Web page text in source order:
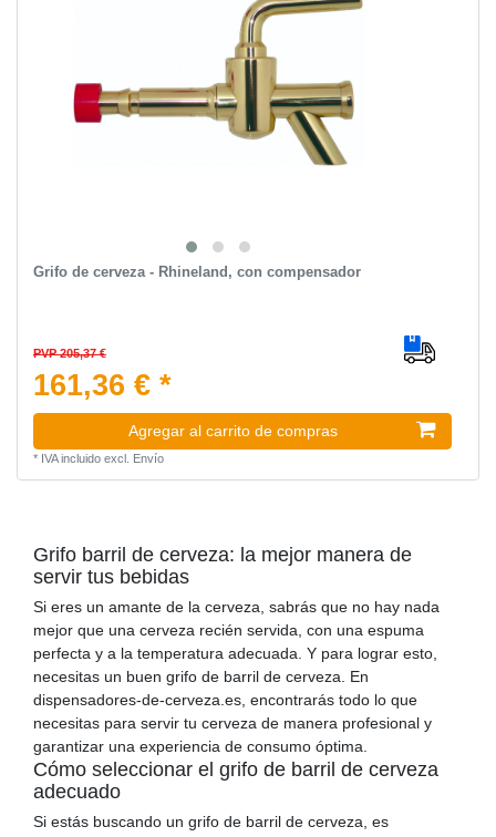
Grifo de cerveza - Rhineland, con compensador
PVP 205,37 €
161,36 € *
Agregar al carrito de compras
* IVA incluidoexcl. Envío
Grifo barril de cerveza: la mejor manera de
servir tus bebidas
Si eres un amante de la cerveza, sabrás que no hay nada
mejor que una cerveza recién servida, con una espuma
perfecta y a la temperatura adecuada. Y para lograr esto,
necesitas un buen grifo de barril de cerveza. En
dispensadores-de-cerveza.es, encontrarás todo lo que
necesitas para servir tu cerveza de manera profesional y
garantizar una experiencia de consumo óptima.
Cómo seleccionar el grifo de barril de cerveza
adecuado
Si estás buscando un grifo de barril de cerveza, es